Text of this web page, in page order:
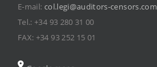
E-mail: col.legi@auditors-censors.com
Tel.: +34 93 280 31 00
FAX: +34 93 252 15 01